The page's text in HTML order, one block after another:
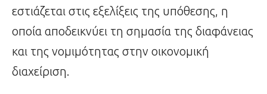
εστιάζεται στις εξελίξεις της υπόθεσης, η
οποία αποδεικνύει τη σημασία της διαφάνειας
και της νομιμότητας στην οικονομική
διαχείριση.